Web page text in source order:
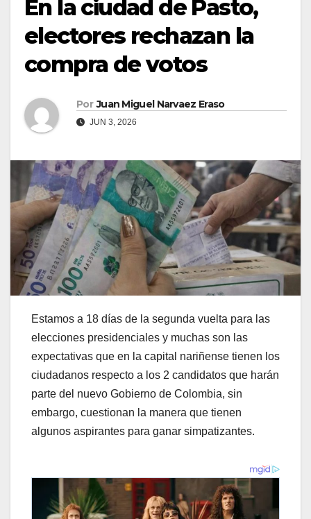
En la ciudad de Pasto,
electores rechazan la
compra de votos
Por Juan Miguel Narvaez Eraso
JUN 3, 2026
Estamos a 18 días de la segunda vuelta para las
elecciones presidenciales y muchas son las
expectativas que en la capital nariñense tienen los
ciudadanos respecto a los 2 candidatos que harán
parte del nuevo Gobierno de Colombia, sin
embargo, cuestionan la manera que tienen
algunos aspirantes para ganar simpatizantes.